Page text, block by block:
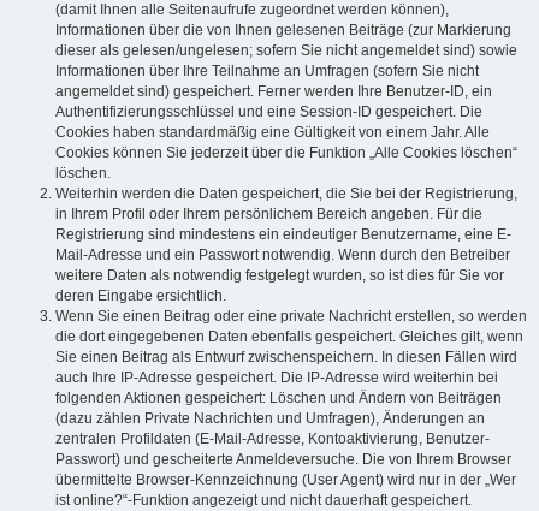
(damit Ihnen alle Seitenaufrufe zugeordnet werden können),
Informationen über die von Ihnen gelesenen Beiträge (zur Markierung
dieser als gelesen/ungelesen; sofern Sie nicht angemeldet sind) sowie
Informationen über Ihre Teilnahme an Umfragen (sofern Sie nicht
angemeldet sind) gespeichert. Ferner werden Ihre Benutzer-ID, ein
Authentifizierungsschlüssel und eine Session-ID gespeichert. Die
Cookies haben standardmäßig eine Gültigkeit von einem Jahr. Alle
Cookies können Sie jederzeit über die Funktion „Alle Cookies löschen“
löschen.
Weiterhin werden die Daten gespeichert, die Sie bei der Registrierung,
in Ihrem Profil oder Ihrem persönlichem Bereich angeben. Für die
Registrierung sind mindestens ein eindeutiger Benutzername, eine E-
Mail-Adresse und ein Passwort notwendig. Wenn durch den Betreiber
weitere Daten als notwendig festgelegt wurden, so ist dies für Sie vor
deren Eingabe ersichtlich.
Wenn Sie einen Beitrag oder eine private Nachricht erstellen, so werden
die dort eingegebenen Daten ebenfalls gespeichert. Gleiches gilt, wenn
Sie einen Beitrag als Entwurf zwischenspeichern. In diesen Fällen wird
auch Ihre IP-Adresse gespeichert. Die IP-Adresse wird weiterhin bei
folgenden Aktionen gespeichert: Löschen und Ändern von Beiträgen
(dazu zählen Private Nachrichten und Umfragen), Änderungen an
zentralen Profildaten (E-Mail-Adresse, Kontoaktivierung, Benutzer-
Passwort) und gescheiterte Anmeldeversuche. Die von Ihrem Browser
übermittelte Browser-Kennzeichnung (User Agent) wird nur in der „Wer
ist online?“-Funktion angezeigt und nicht dauerhaft gespeichert.